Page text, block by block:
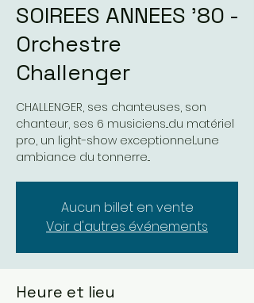
SOIREES ANNEES '80 -
Orchestre
Challenger
CHALLENGER, ses chanteuses, son
chanteur, ses 6 musiciens...du matériel
pro, un light-show exceptionnel...une
ambiance du tonnerre...
Aucun billet en vente
Voir d'autres événements
Heure et lieu